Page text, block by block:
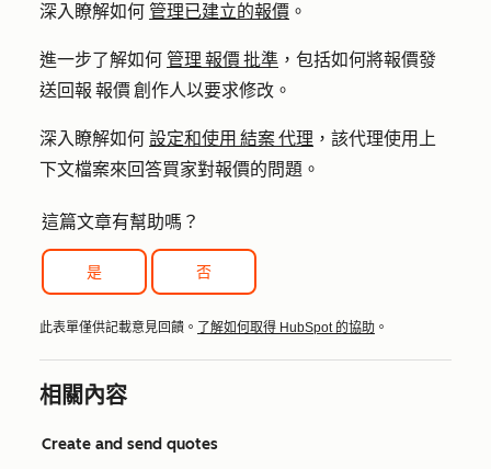
深入瞭解如何 管理已建立的報價 。
進一步了解如何 管理 報價 批準 ，包括如何將報價發
送回報 報價 創作人以要求修改。
深入瞭解如何 設定和使用 結案 代理 ，該代理使用上
下文檔案來回答買家對報價的問題。
這篇文章有幫助嗎？
是 否
此表單僅供記載意見回饋。 了解如何取得 HubSpot 的協助 。
相關內容
Create and send quotes